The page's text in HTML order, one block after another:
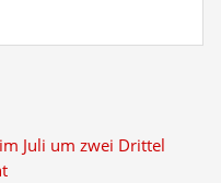
Juli um zwei Drittel